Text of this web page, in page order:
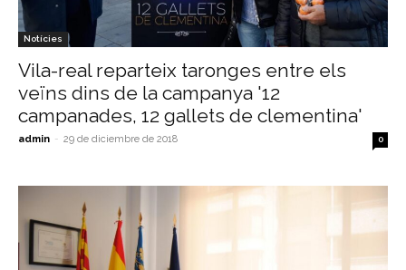
Notícies
Vila-real reparteix taronges entre els
veïns dins de la campanya '12
campanades, 12 gallets de clementina'
admin - 29 de diciembre de 2018 0